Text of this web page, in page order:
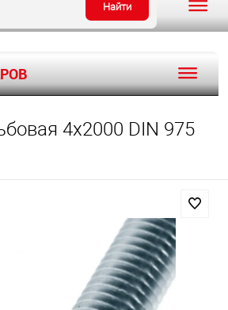
Найти
4х2000 DIN 975